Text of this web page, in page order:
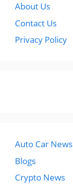
About Us
Contact Us
Privacy Policy
Auto Car News
Blogs
Crypto News